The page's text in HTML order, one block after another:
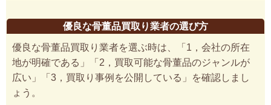
優良な骨董品買取り業者の選び方
優良な骨董品買取り業者を選ぶ時は、「1，会社の所在
地が明確である」「2，買取可能な骨董品のジャンルが
広い」「3，買取り事例を公開している」を確認しまし
ょう。